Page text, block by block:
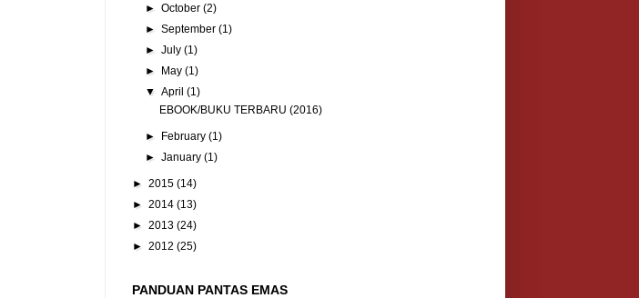
►October(2)
►September(1)
►July(1)
► May(1)
▼April(1)
EBOOK/BUKU TERBARU (2016)
► February(1)
►January(1)
► 2015 (14)
► 2014 (13)
► 2013 (24)
► 2012 (25)
PANDUAN PANTAS EMAS